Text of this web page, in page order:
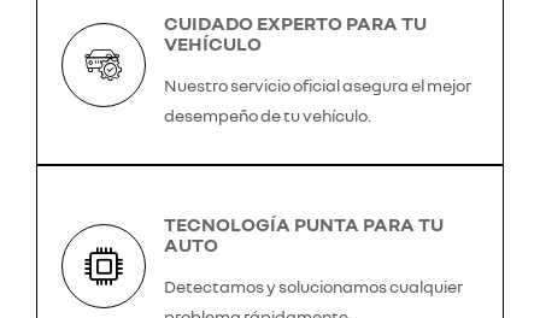
CUIDADO EXPERTO PARA TU
VEHÍCULO
Nuestro servicio oficial asegura el mejor
desempeño de tu vehículo.
TECNOLOGÍA PUNTA PARA TU
AUTO
Detectamos y solucionamos cualquier